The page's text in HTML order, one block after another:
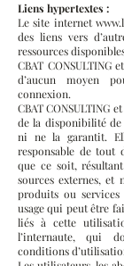
Liens hypertextes :
Le site internet
des liens vers
ressources
CBAT CONSULTING
d’aucun moyen
connexion.
CBAT CONSULTING
de la disponibilité de
ni ne la garantit.
responsable de tout
que ce soit,
sources externes, et
produits ou
usage qui peut être
liés à cette
l’internaute, qui
conditions